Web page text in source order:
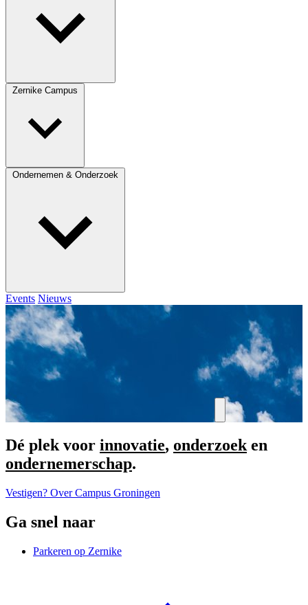
Zernike Campus
Ondernemen & Onderzoek
Events Nieuws
Dé plek voor innovatie, onderzoek en
ondernemerschap.
Vestigen? Over Campus Groningen
Ga snel naar
Parkeren op Zernike